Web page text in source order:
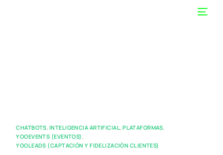
CHATBOTS, INTELIGENCIA ARTIFICIAL,PLATAFORMAS,
YOOEVENTS (EVENTOS),
YOOLEADS (CAPTACIÓN Y FIDELIZACIÓN CLIENTES)